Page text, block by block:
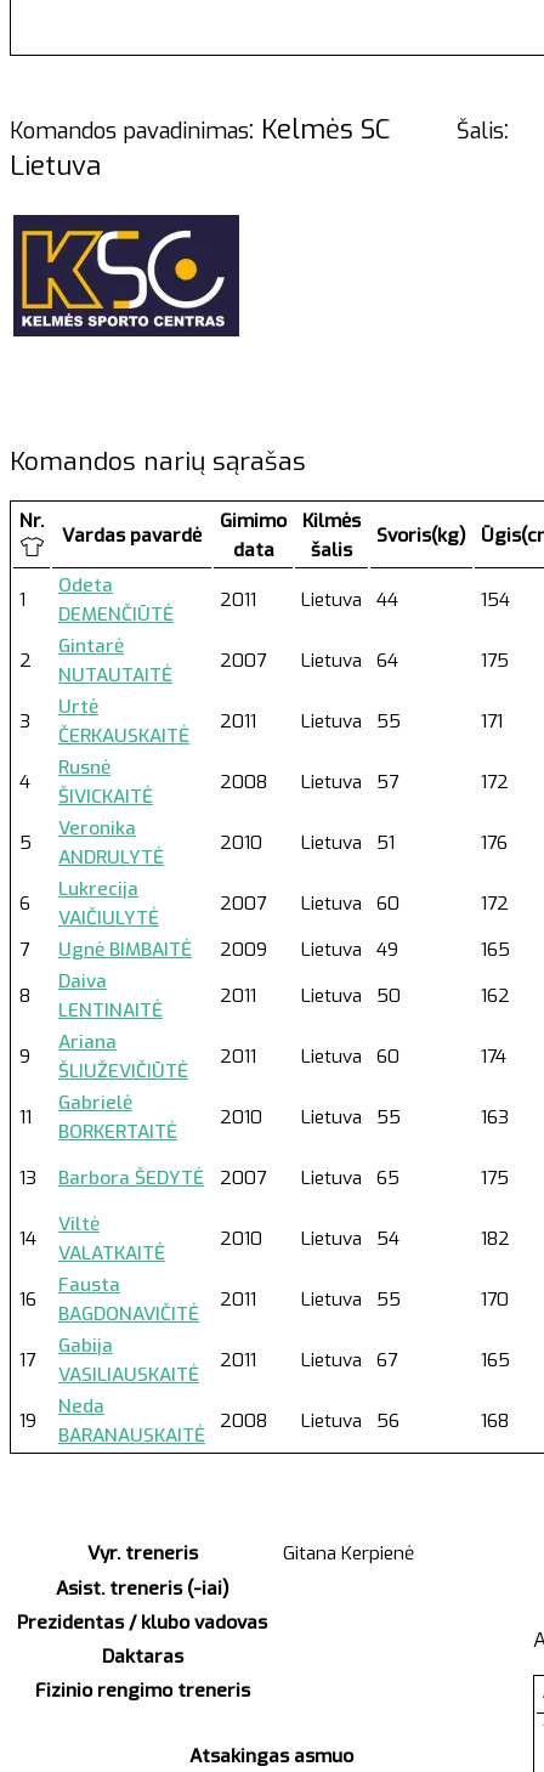
Komandos pavadinimas: Kelmės SC Šalis:
Lietuva
Komandos narių sąrašas
Nr.
Vardas pavardė
Gimimo
data
Kilmės
šalis
Svoris(kg)
1
Odeta
DEMENČIŪTĖ
2011 Lietuva 44 154
2
Gintarė
NUTAUTAITĖ
2007 Lietuva 64 175
3
Urtė
ČERKAUSKAITĖ
2011 Lietuva 55 171
4
Rusnė
ŠIVICKAITĖ
2008 Lietuva 57 172
5
Veronika
ANDRULYTĖ
2010 Lietuva 51 176
6
Lukrecija
VAIČIULYTĖ
2007 Lietuva 60
172
7
Ugnė BIMBAITĖ 2009 Lietuva 49
165
8
Daiva
LENTINAITĖ
2011 Lietuva 50 162
9
Ariana
ŠLIUŽEVIČIŪTĖ
2011 Lietuva 60 174
11
Gabrielė
BORKERTAITĖ
2010 Lietuva 55 163
13 Barbora ŠEDYTĖ 2007 Lietuva 65 175
14
Viltė
VALATKAITĖ
2010 Lietuva 54 182
16
Fausta
BAGDONAVIČITĖ
2011 Lietuva 55 170
17
Gabija
VASILIAUSKAITĖ
2011 Lietuva 67 165
19
Neda
BARANAUSKAITĖ
2008 Lietuva 56 168
Vyr. treneris
Gitana Kerpienė
Asist. treneris (-iai)
Prezidentas / klubo vadovas
Daktaras
Fizinio rengimo treneris
Atsakingas asmuo